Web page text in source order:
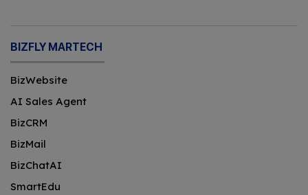
BIZFLY MARTECH
BizWebsite
AI Sales Agent
BizCRM
BizMail
BizChatAI
SmartEdu